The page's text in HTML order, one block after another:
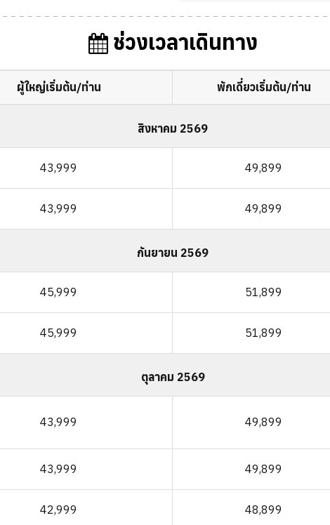
ช่วงเวลาเดินทาง
ผู้ใหญ่เริ่มต้น/ท่าน พักเดี่ยวเริ่มต้น/ท่าน
สิงหาคม 2569
43,999 49,899
43,999 49,899
กันยายน 2569
45,999 51,899
45,999 51,899
ตุลาคม 2569
43,999 49,899
43,999 49,899
42,999 48,899